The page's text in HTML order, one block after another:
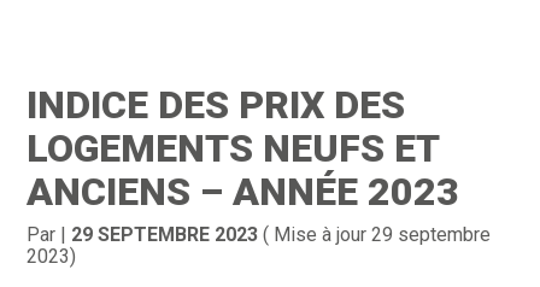
Gestion au quotidien
Pilotage d’entreprise
Compta
Juridique
INDICE DES PRIX DES
LOGEMENTS NEUFS ET
ANCIENS – ANNÉE 2023
Par | 29 SEPTEMBRE 2023 ( Mise à jour 29 septembre
2023)